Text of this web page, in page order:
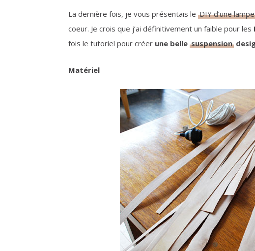
La dernière fois, je vous présentais leDIY d’une
coeur. Je crois que j’ai définitivement un faible pour les
fois le tutoriel pour créer une bellesuspension
Matériel